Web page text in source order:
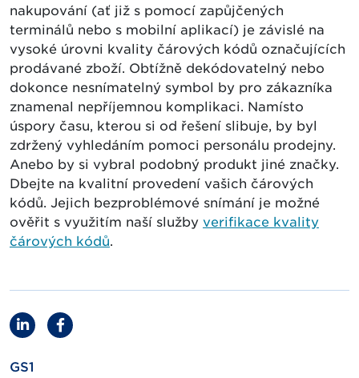
nakupování (ať již s pomocí zapůjčených
terminálů nebo s mobilní aplikací) je závislé na
vysoké úrovni kvality čárových kódů označujících
prodávané zboží. Obtížně dekódovatelný nebo
dokonce nesnímatelný symbol by pro zákazníka
znamenal nepříjemnou komplikaci. Namísto
úspory času, kterou si od řešení slibuje, by byl
zdržený vyhledáním pomoci personálu prodejny.
Anebo by si vybral podobný produkt jiné značky.
Dbejte na kvalitní provedení vašich čárových
kódů. Jejich bezproblémové snímání je možné
ověřit s využitím naší služby verifikace kvality
čárových kódů.
GS1